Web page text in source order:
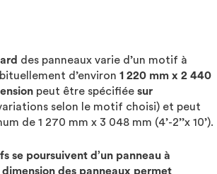
des panneaux varie d’un motif à
d’environ 1 220 mm x 2 440
peut être spécifiée sur
selon le motif choisi) et peut
de 1 270 mm x 3 048 mm (4’-2’’x 10’).
se poursuivent d’un panneau à
des panneaux permet